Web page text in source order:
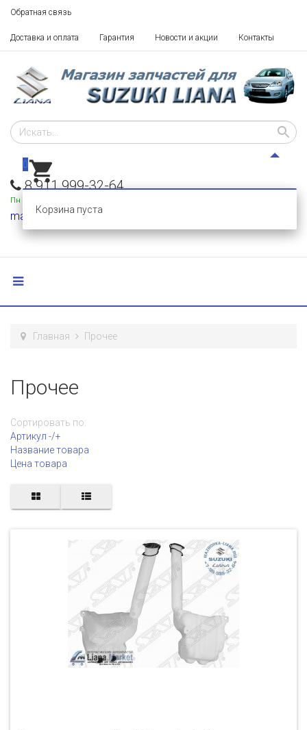
Обратная связь
Доставка и оплата Гарантия Новости и акции Контакты
8 911 999-32-64
Пн - Пт: 10 - 18,
mail@razborka-liana.ru
0
Корзина пуста
Главная Прочее
Прочее
Сортировать по:
Артикул -/+
Название товара
Цена товара